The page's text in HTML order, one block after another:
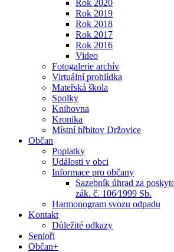
Rok 2020
Rok 2019
Rok 2018
Rok 2017
Rok 2016
Video
Fotogalerie archív
Virtuální prohlídka
Mateřská škola
Spolky
Knihovna
Kronika
Místní hřbitov Držovice
Občan
Poplatky
Události v obci
Informace pro občany
Sazebník úhrad za
zák. č. 106⁄1999 Sb.
Harmonogram svozu odpadu
Kontakt
Důležité odkazy
Senioři
Občan+